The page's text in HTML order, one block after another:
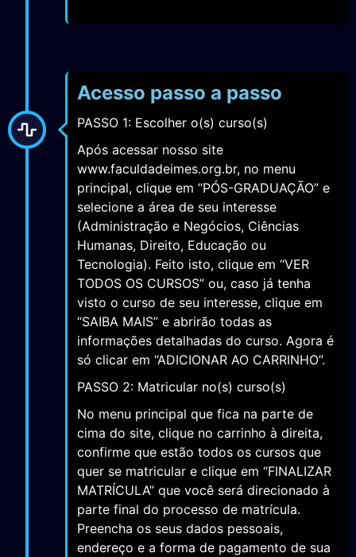
Acesso passo a passo
PASSO 1: Escolher o(s) curso(s)
Após acessar nosso site
www.faculdadeimes.org.br, no menu
principal, clique em “PÓS-GRADUAÇÃO” e
selecione a área de seu interesse
(Administração e Negócios, Ciências
Humanas, Direito, Educação ou
Tecnologia). Feito isto, clique em “VER
TODOS OS CURSOS” ou, caso já tenha
visto o curso de seu interesse, clique em
“SAIBA MAIS” e abrirão todas as
informações detalhadas do curso. Agora é
só clicar em “ADICIONAR AO CARRINHO”.
PASSO 2: Matricular no(s) curso(s)
No menu principal que fica na parte de
cima do site, clique no carrinho à direita,
confirme que estão todos os cursos que
quer se matricular e clique em “FINALIZAR
MATRÍCULA” que você será direcionado à
parte final do processo de matrícula.
Preencha os seus dados pessoais,
endereço e a forma de pagamento de sua